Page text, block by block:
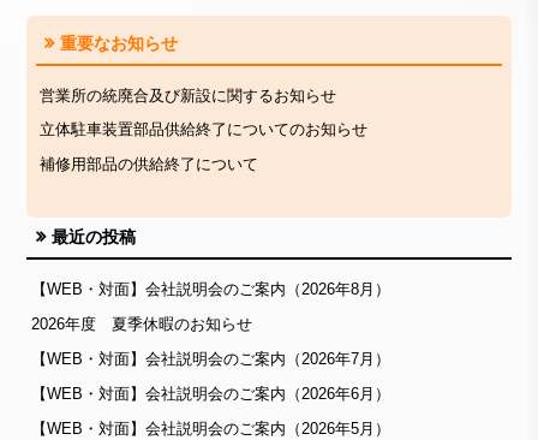
重要なお知らせ
営業所の統廃合及び新設に関するお知らせ
立体駐車装置部品供給終了についてのお知らせ
補修用部品の供給終了について
最近の投稿
【WEB・対面】会社説明会のご案内（2026年8月）
2026年度 夏季休暇のお知らせ
【WEB・対面】会社説明会のご案内（2026年7月）
【WEB・対面】会社説明会のご案内（2026年6月）
【WEB・対面】会社説明会のご案内（2026年5月）